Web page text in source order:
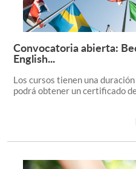
Convocatoria abierta:
English...
Los cursos tienen una
podrá obtener un certificado